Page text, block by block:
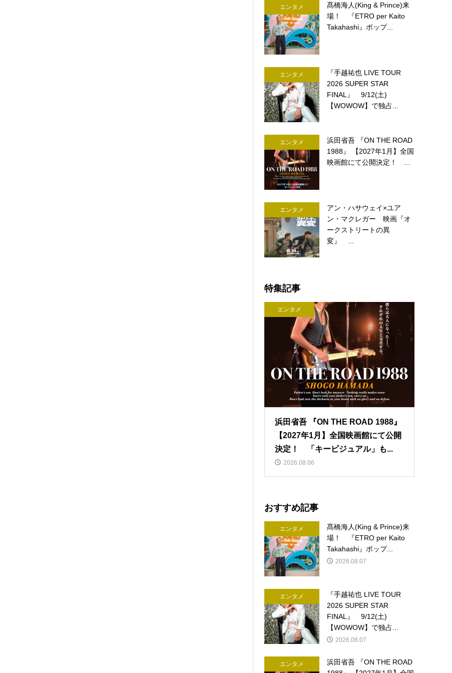
エンタメ
髙橋海人(King & Prince)来
場！ 『ETRO per Kaito
Takahashi』ポップ...
エンタメ
『手越祐也 LIVE TOUR
2026 SUPER STAR
FINAL』 9/12(土)
【WOWOW】で独占...
エンタメ
浜田省吾 『ON THE ROAD
1988』 【2027年1月】全国
映画館にて公開決定！ ...
エンタメ
アン・ハサウェイ×ユア
ン・マクレガー 映画『オ
ークストリートの異
変』 ...
特集記事
エンタメ
浜田省吾 『ON THE ROAD 1988』
【2027年1月】全国映画館にて公開
決定！ 「キービジュアル」も...
2026.08.06
おすすめ記事
エンタメ
髙橋海人(King & Prince)来
場！ 『ETRO per Kaito
Takahashi』ポップ...
2026.08.07
エンタメ
『手越祐也 LIVE TOUR
2026 SUPER STAR
FINAL』 9/12(土)
【WOWOW】で独占...
2026.08.07
エンタメ
浜田省吾 『ON THE ROAD